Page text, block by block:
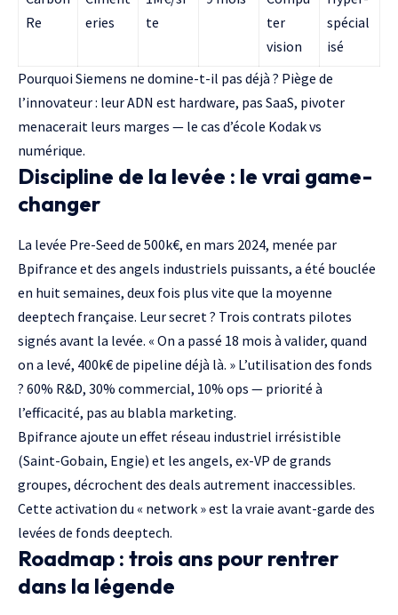
Re
eries
te
ter
vision
spécial
isé
Pourquoi Siemens ne domine-t-il pas déjà ? Piège de
l’innovateur: leur ADN est hardware, pas SaaS, pivoter
menacerait leurs marges — le cas d’école Kodak vs
numérique.
Discipline de la levée : le vrai game-
changer
La levée Pre-Seed de 500k€, en mars 2024, menée par
Bpifrance et des angels industriels puissants, a été bouclée
en huit semaines, deux fois plus vite que la moyenne
deeptech française. Leur secret ? Trois contrats pilotes
signés avant la levée. « On a passé 18 mois à valider, quand
on a levé, 400k€ de pipeline déjà là. » L’utilisation des fonds
? 60% R&D, 30% commercial, 10% ops — priorité à
l’efficacité, pas au blabla marketing.
Bpifrance ajoute un effet réseau industriel irrésistible
(Saint-Gobain, Engie) et les angels, ex-VP de grands
groupes, décrochent des deals autrement inaccessibles.
Cette activation du « network » est la vraie avant-garde des
levées de fonds deeptech.
Roadmap : trois ans pour rentrer
dans la légende